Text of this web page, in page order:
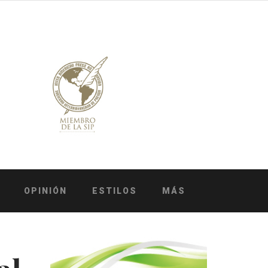
OPINIÓN ESTILOS MÁS